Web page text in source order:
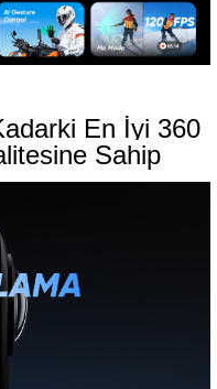
En İyi 360
Sahip